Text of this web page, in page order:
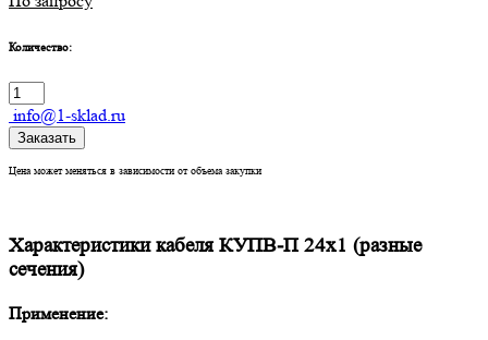
Количество:
info@1-sklad.ru
Заказать
Цена может меняться в зависимости от объема закупки
Характеристики кабеля КУПВ-П 24х1 (разные
сечения)
Применение: